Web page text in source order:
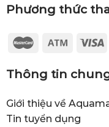
Phương thức
Thông tin
Giới thiệu về
Tin tuyển dụng